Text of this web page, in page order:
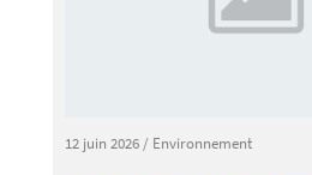
12 juin 2026/ Environnement